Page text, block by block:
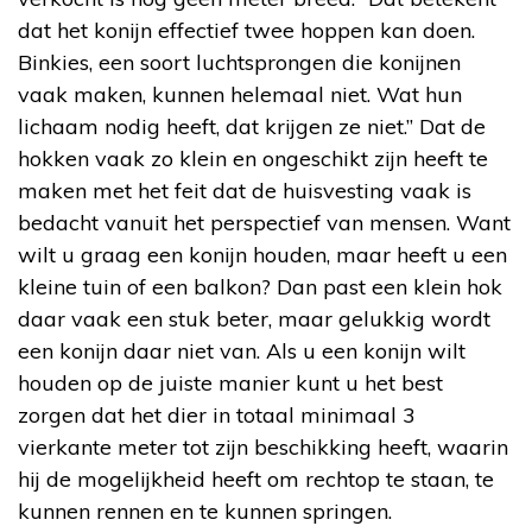
dat het konijn effectief twee hoppen kan doen.
Binkies, een soort luchtsprongen die konijnen
vaak maken, kunnen helemaal niet. Wat hun
lichaam nodig heeft, dat krijgen ze niet.” Dat de
hokken vaak zo klein en ongeschikt zijn heeft te
maken met het feit dat de huisvesting vaak is
bedacht vanuit het perspectief van mensen. Want
wilt u graag een konijn houden, maar heeft u een
kleine tuin of een balkon? Dan past een klein hok
daar vaak een stuk beter, maar gelukkig wordt
een konijn daar niet van. Als u een konijn wilt
houden op de juiste manier kunt u het best
zorgen dat het dier in totaal minimaal 3
vierkante meter tot zijn beschikking heeft, waarin
hij de mogelijkheid heeft om rechtop te staan, te
kunnen rennen en te kunnen springen.